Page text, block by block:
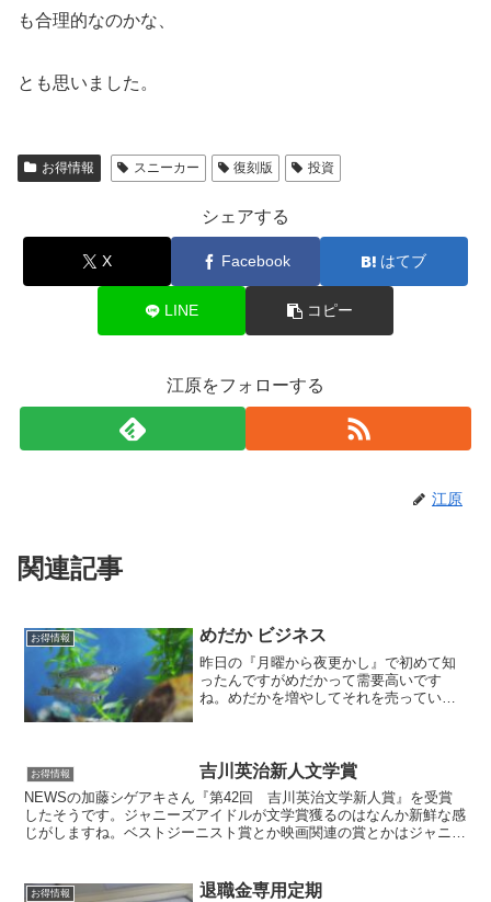
も合理的なのかな、
とも思いました。
お得情報 スニーカー 復刻版 投資
シェアする
X Facebook はてブ
LINE コピー
江原をフォローする
江原
関連記事
お得情報 めだか ビジネス
昨日の『月曜から夜更かし』で初めて知
ったんですがめだかって需要高いです
ね。めだかを増やしてそれを売っている
くて品種改良された観賞魚用...
お得情報 吉川英治新人文学賞
NEWSの加藤シゲアキさん『第42回 吉川英治文学新人賞』を受賞
したそうです。ジャニーズアイドルが文学賞獲るのはなんか新鮮な感
じがしますね。ベストジーニスト賞とか映画関連の賞とかはジャニー
お得情報 退職金専用定期